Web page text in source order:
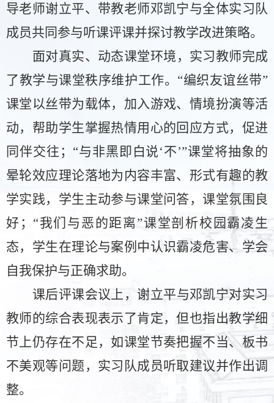
导老师谢立平、带教老师邓凯宁与全体实习队
成员共同参与听课评课并探讨教学改进策略。
面对真实、动态课堂环境，实习教师完成
了教学与课堂秩序维护工作。 “编织友谊丝带”
课堂以丝带为载体，加入游戏、情境扮演等活
动，帮助学生掌握热情用心的回应方式，促进
同伴交往； “与非黑即白说‘不’”课堂将抽象的
晕轮效应理论落地为内容丰富、形式有趣的教
学实践，学生主动参与课堂问答，课堂氛围良
好； “我们与恶的距离”课堂剖析校园霸凌生
态，学生在理论与案例中认识霸凌危害、学会
自我保护与正确求助。
课后评课会议上，谢立平与邓凯宁对实习
教师的综合表现表示了肯定，但也指出教学细
节上仍存在不足，如课堂节奏把握不当、板书
不美观等问题，实习 队成员听取建议并作出调
整。